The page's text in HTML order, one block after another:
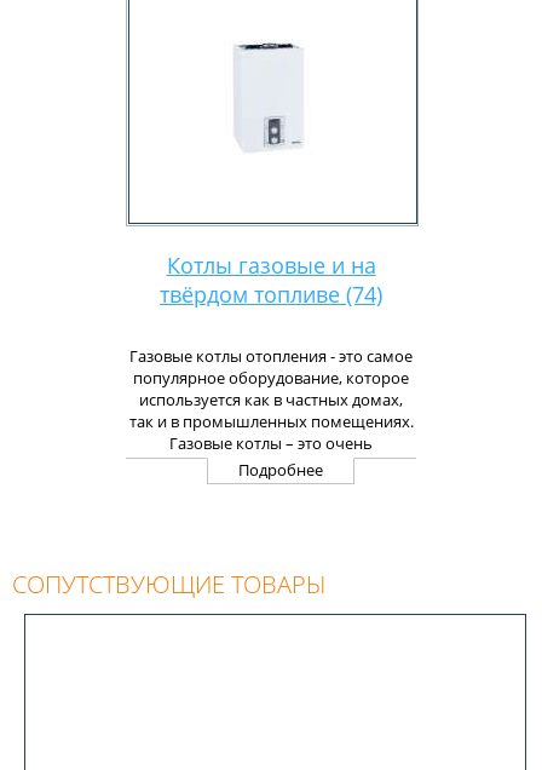
подходящей мощностью и
высокие показатели должны иметь
приобретаемые обогреватели для
дома. Имеются масленные
"разогнать" тепло в помещении.
украсят ваш дом.
Котлы газовые и на
твёрдом топливе (74)
Газовые котлы отопления - это самое
популярное оборудование, которое
используется как в частных домах,
так и в промышленных помещениях.
Газовые котлы – это очень
эффективные и мощные котлы,
способные отапливать большие
Подробнее
СОПУТСТВУЮЩИЕ ТОВАРЫ